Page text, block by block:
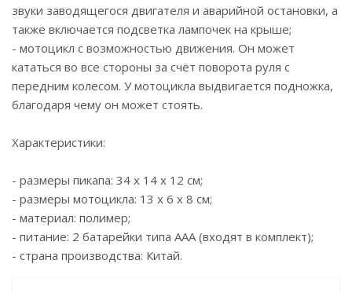
звуки заводящегося двигателя и аварийной остановки, а
также включается подсветка лампочек на крыше;
- мотоцикл с возможностью движения. Он может
кататься во все стороны за счёт поворота руля с
передним колесом. У мотоцикла выдвигается подножка,
благодаря чему он может стоять.
Характеристики:
- размеры пикапа: 34 x 14 x 12 см;
- размеры мотоцикла: 13 x 6 x 8 см;
- материал: полимер;
- питание: 2 батарейки типа ААА (входят в комплект);
- страна производства: Китай.